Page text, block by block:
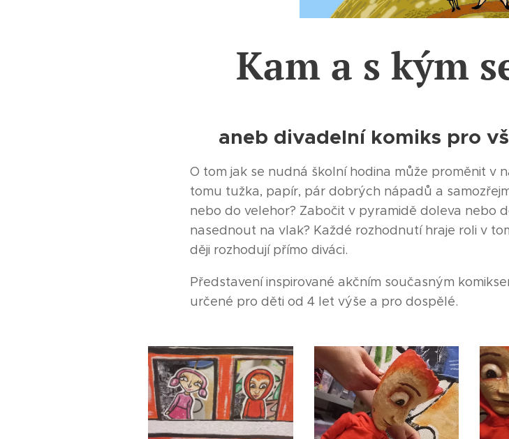
Kam a s kým
aneb divadelní komiks pro
O tom jak se nudná školní hodina může proměnit v
tomu tužka, papír, pár dobrých nápadů a
nebo do velehor? Zabočit v pyramidě doleva nebo
nasednout na vlak? Každé rozhodnutí hraje roli v
ději rozhodují přímo diváci.
Představení inspirované akčním současným
určené pro děti od 4 let výše a pro dospělé.